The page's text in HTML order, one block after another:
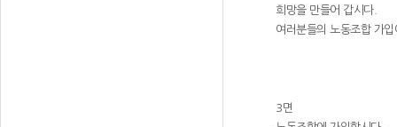
희망을 만들어 갑시다.
여러분들의 노동조합 가
3면